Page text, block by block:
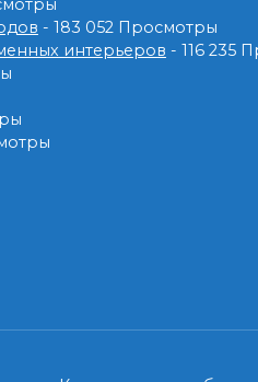
- 183 052 Просмотры
интерьеров - 116 235